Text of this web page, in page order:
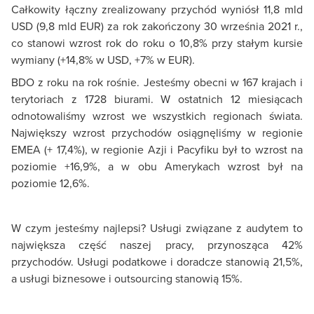
Całkowity łączny zrealizowany przychód wyniósł 11,8 mld
USD (9,8 mld EUR) za rok zakończony 30 września 2021 r.,
co stanowi wzrost rok do roku o 10,8% przy stałym kursie
wymiany (+14,8% w USD, +7% w EUR).
BDO z roku na rok rośnie. Jesteśmy obecni w 167 krajach i
terytoriach z 1728 biurami. W ostatnich 12 miesiącach
odnotowaliśmy wzrost we wszystkich regionach świata.
Największy wzrost przychodów osiągnęliśmy w regionie
EMEA (+ 17,4%), w regionie Azji i Pacyfiku był to wzrost na
poziomie +16,9%, a w obu Amerykach wzrost był na
poziomie 12,6%.
W czym jesteśmy najlepsi? Usługi związane z audytem to
największa część naszej pracy, przynosząca 42%
przychodów. Usługi podatkowe i doradcze stanowią 21,5%,
a usługi biznesowe i outsourcing stanowią 15%.